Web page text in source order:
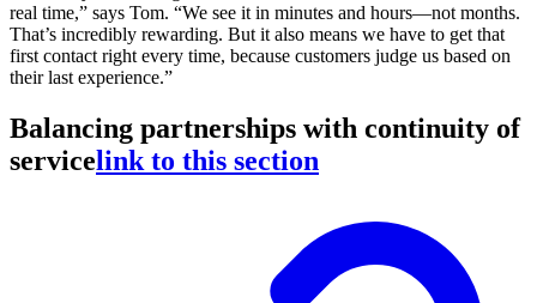
real time,” says Tom. “We see it in minutes and hours—not months.
That’s incredibly rewarding. But it also means we have to get that
first contact right every time, because customers judge us based on
their last experience.”
Balancing partnerships with continuity of
servicelink to this section